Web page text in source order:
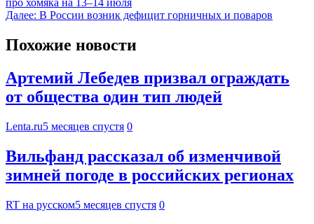
про хомяка на 13–14 июля
Далее: В России возник дефицит горничных и поваров
Похожие новости
Артемий Лебедев призвал ограждать
от общества один тип людей
Lenta.ru5 месяцев спустя 0
Вильфанд рассказал об изменчивой
зимней погоде в российских регионах
RT на русском5 месяцев спустя 0